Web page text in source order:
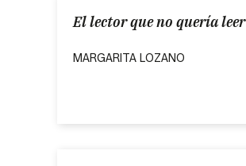
El lector que no quería leer
MARGARITA LOZANO